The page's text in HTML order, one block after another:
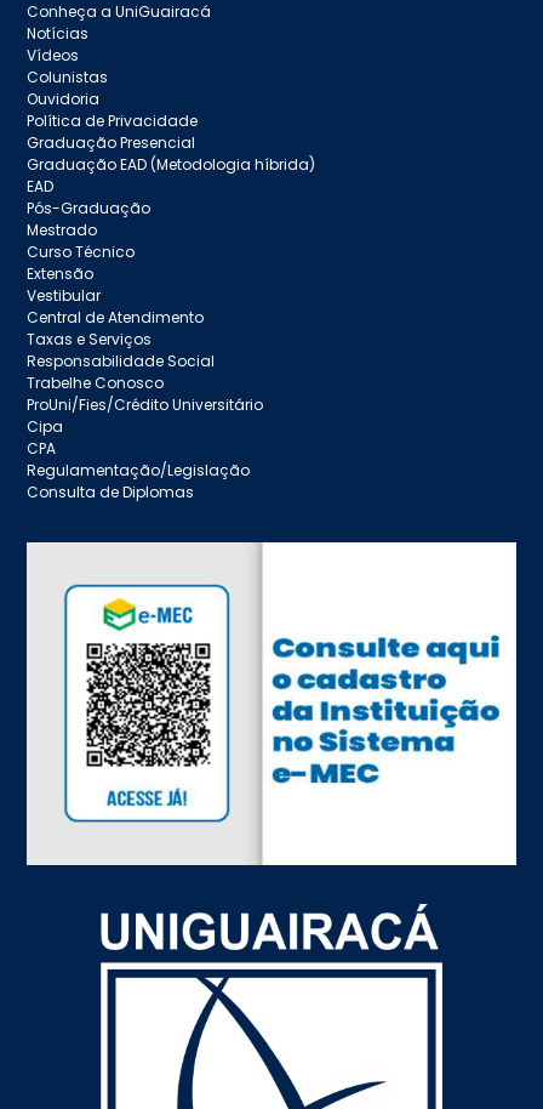
Conheça a UniGuairacá
Notícias
Vídeos
Colunistas
Ouvidoria
Política de Privacidade
Graduação Presencial
Graduação EAD (Metodologia híbrida)
EAD
Pós-Graduação
Mestrado
Curso Técnico
Extensão
Vestibular
Central de Atendimento
Taxas e Serviços
Responsabilidade Social
Trabelhe Conosco
ProUni/Fies/Crédito Universitário
Cipa
CPA
Regulamentação/Legislação
Consulta de Diplomas